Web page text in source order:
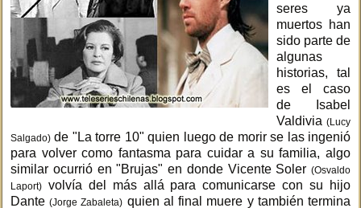
seres ya
muertos han
sido parte de
algunas
historias, tal
es el caso
de Isabel
Valdivia (Lucy
Salgado) de "La torre 10" quien luego de morir se las ingenió
para volver como fantasma para cuidar a su familia, algo
similar ocurrió en "Brujas" en donde Vicente Soler (Osvaldo
Laport) volvía del más allá para comunicarse con su hijo
Dante(Jorge Zabaleta) quien al final muere y también termina